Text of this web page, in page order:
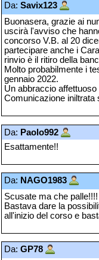
Da: Savix123
Buonasera, grazie ai
uscirà l'avviso che
concorso V.B. al 20
partecipare anche i
rinvio è il ritiro della
Molto probabilmente i
gennaio 2022.
Un abbraccio affettuoso
Comunicazione iniltrata
Da: Paolo992
Esattamente!!
Da: NAGO1983
Scusate ma che
Bastava dare la
all'inizio del corso e
Da: GP78